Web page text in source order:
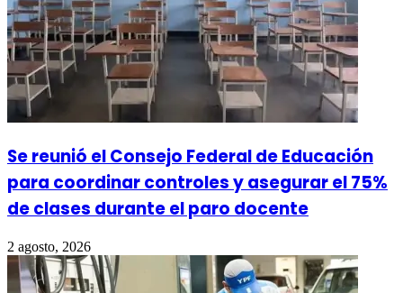
Se reunió el Consejo Federal de Educación
para coordinar controles y asegurar el 75%
de clases durante el paro docente
2 agosto, 2026